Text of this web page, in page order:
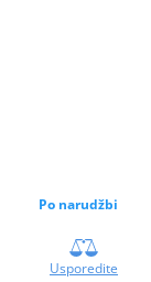
Po narudžbi
Usporedite